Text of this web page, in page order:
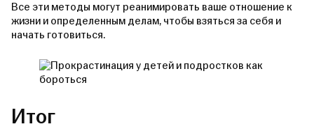
Все эти методы могут реанимировать ваше отношение к
жизни и определенным делам, чтобы взяться за себя и
начать готовиться.
Итог